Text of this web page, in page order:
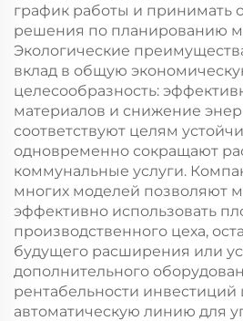
график работы и принимать
решения по планированию
Экологические
вклад в общую
целесообразность:
материалов и снижение
соответствуют целям
одновременно сокращают
коммунальные услуги.
многих моделей позволяют
эффективно использовать
производственного цеха,
будущего расширения или
дополнительного
рентабельности инвестиций
автоматическую линию для